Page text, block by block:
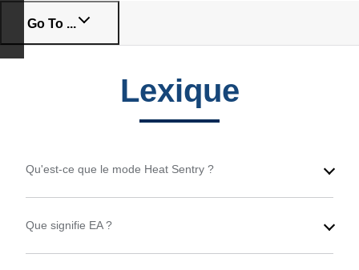
Go To ...
Lexique
Qu'est-ce que le mode Heat Sentry ?
Que signifie EA ?